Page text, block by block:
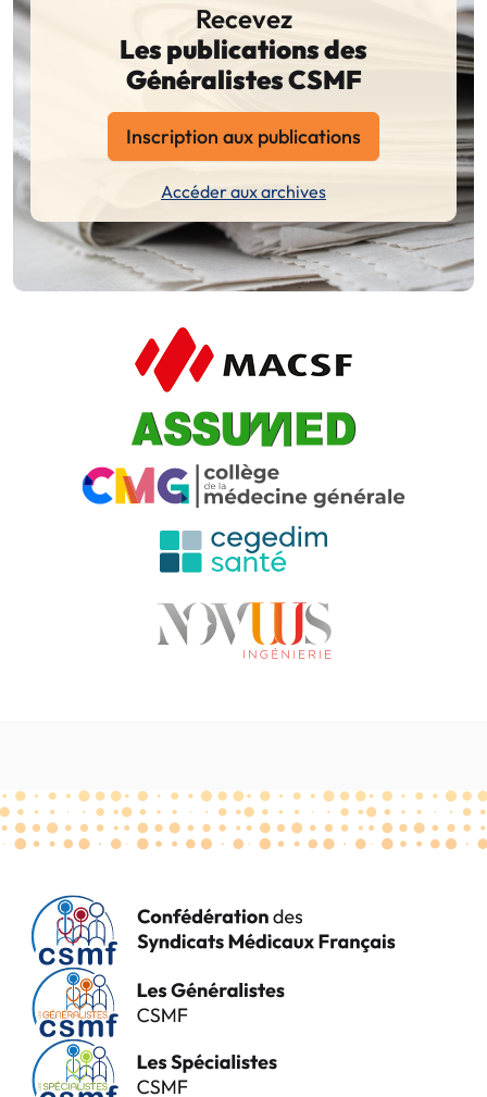
Recevez
Les publications des
Généralistes CSMF
Inscription aux publications
Accéder aux archives